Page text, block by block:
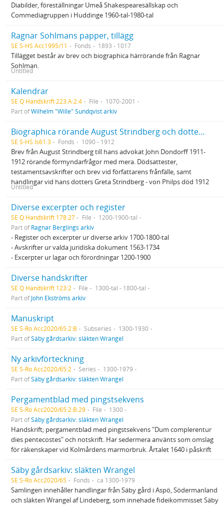
Diabilder, föreställningar Umeå Shakespearesällskap och
Commediagruppen i Huddinge 1960‐tal‐1980‐tal
Ragnar Sohlmans papper, tillägg
SE S-HS Acc1995/11 Fonds 1893 - 1017
Tillägget består av brev och biographica härrörande från Ragnar
Sohlman.
Untitled
Kalendrar
SE Q Handskrift 223:A:2:4 File
1070-2001
Part ofWilhelm "Wille" Sundqvist arkiv
Biographica rörande August Strindberg och dottern Greta von Philp
SE S-HS Is61:3 Fonds 1090 - 1912
Brev från August Strindberg till hans advokat John Dondorff 1911-
1912 rörande förmyndarfrågor med mera. Dödsattester,
testamentsavskrifter och brev vid författarens frånfälle, samt
handlingar vid hans dotters Greta Strindberg - von Philps död 1912
Untitled
Diverse excerpter och register
SE Q Handskrift 178:27 File
1200-1900-tal
Part ofRagnar Berglings arkiv
- Register och excerpter ur diverse arkiv 1700-1800-tal
- Avskrifter ur valda juridiska dokument 1563-1734
- Excerpter ur lagar och förordningar 1200-1900
Diverse handskrifter
SE Q Handskrift 123:2 File
1300-tal - 1800-tal
Part ofJohn Ekströms arkiv
Manuskript
SE S-Ro Acc2020/65:2:B Subseries
1300-1930
Part ofSäby gårdsarkiv: släkten Wrangel
Ny arkivförteckning
SE S-Ro Acc2020/65:2 Series
1300-1979
Part ofSäby gårdsarkiv: släkten Wrangel
Pergamentblad med pingstsekvens
SE S-Ro Acc2020/65:2:B:29 File
1300
Part ofSäby gårdsarkiv: släkten Wrangel
Handskrift; pergamentblad med pingstsekvens "Dum complerentur
dies pentecostes" och notskrift. Har sedermera använts som omslag
för räkenskaper vid Kolmårdens marmorbruk. Årtalet 1640 i påskrift
Säby gårdsarkiv: släkten Wrangel
SE S-Ro Acc2020/65 Fonds ca 1300-1979
Samlingen innehåller handlingar från Säby gård i Aspö, Södermanland
och släkten Wrangel af Lindeberg, som innehade fideikommisset Säby